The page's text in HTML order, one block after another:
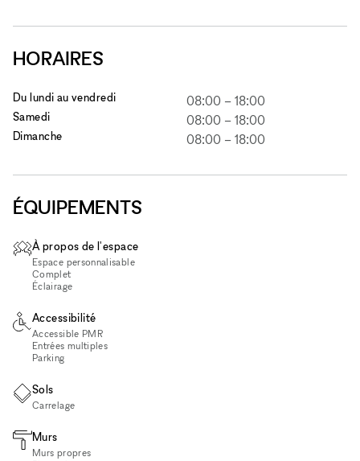
HORAIRES
Du lundi au vendredi 08:00 – 18:00
Samedi 08:00 – 18:00
Dimanche 08:00 – 18:00
ÉQUIPEMENTS
À propos de l'espace
Espace personnalisable
Complet
Éclairage
Accessibilité
Accessible PMR
Entrées multiples
Parking
Sols
Carrelage
Murs
Murs propres